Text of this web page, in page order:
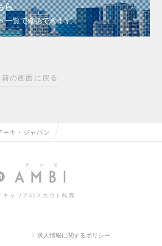
ら
一覧で確認できます
前の画面に戻る
ーキ・ジャパン
キャリアのスカウト転職
求人情報に関するポリシー